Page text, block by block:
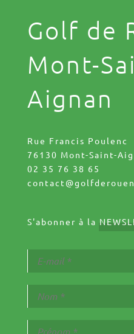
Golf de
Mont-
Aignan
Rue Francis Poulenc
76130 Mont-Saint-
02 35 76 38 65
S'abonner à la